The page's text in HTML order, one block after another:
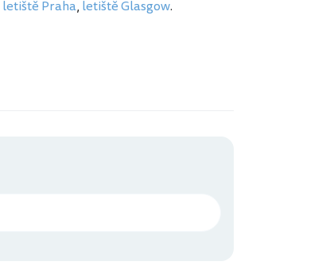
letiště Praha, letiště Glasgow.